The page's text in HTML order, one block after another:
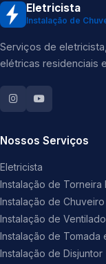
Eletricista
Instalação de
Serviços de
elétricas residenciais
Nossos Serviços
Eletricista
Instalação de Torneira
Instalação de
Instalação de
Instalação de Tomada
Instalação de Disjuntor